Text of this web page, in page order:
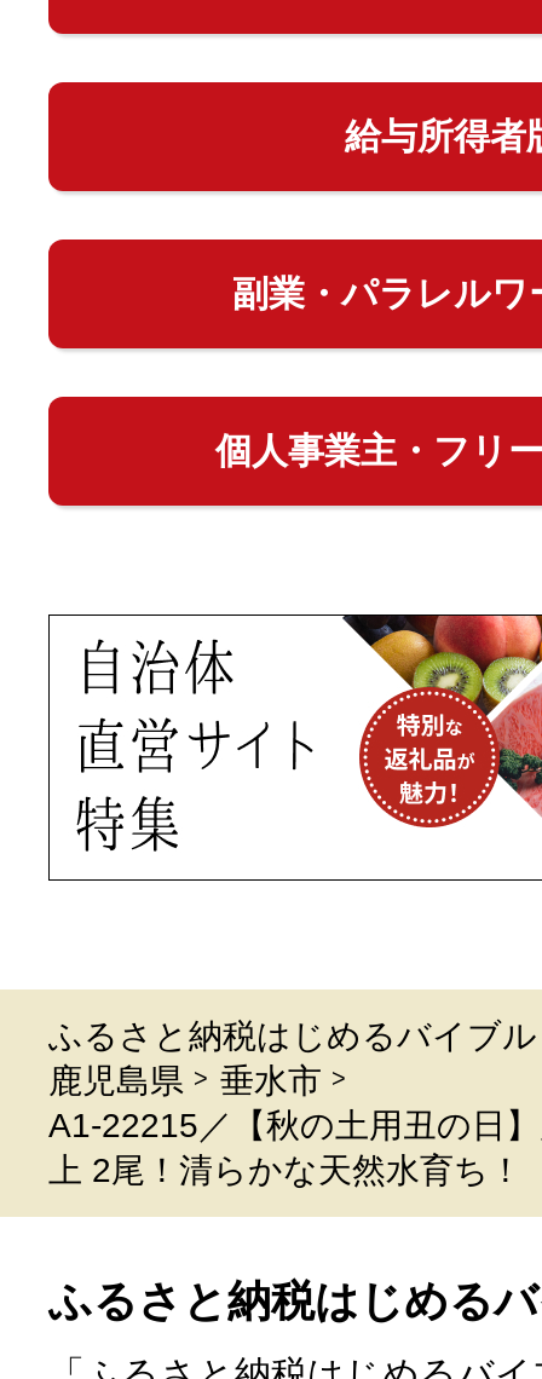
給与所得者
副業・パラレルワ
個人事業主・フリ
ふるさと納税はじめるバイブル
鹿児島県
垂水市
A1-22215／【秋の土用丑の日
上 2尾！清らかな天然水育ち！
ふるさと納税はじめる